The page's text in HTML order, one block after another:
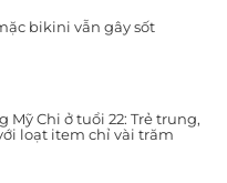
bikini vẫn gây sốt
Mỹ Chi ở tuổi 22: Trẻ trung,
loạt item chỉ vài trăm